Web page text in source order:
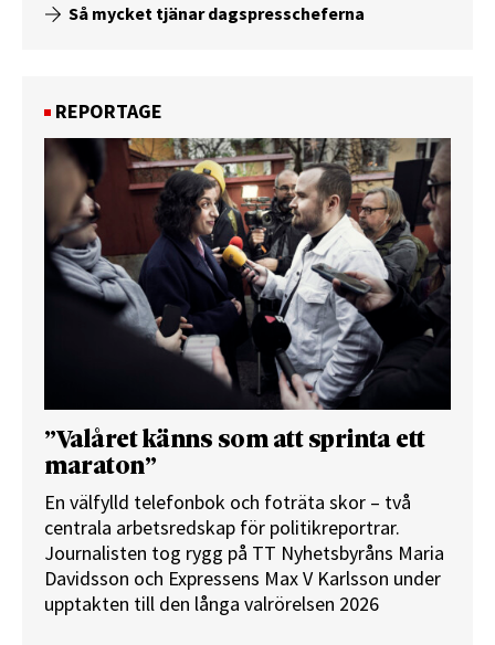
Så mycket tjänar dagspresscheferna
REPORTAGE
”Valåret känns som att sprinta ett
maraton”
En välfylld telefonbok och foträta skor – två
centrala arbetsredskap för politikreportrar.
Journalisten tog rygg på TT Nyhetsbyråns Maria
Davidsson och Expressens Max V Karlsson under
upptakten till den långa valrörelsen 2026